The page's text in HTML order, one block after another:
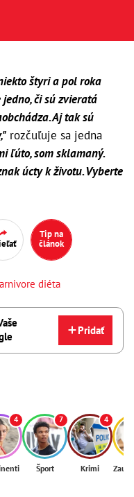
štyri a pol roka
či sú zvieratá
Aj tak sú
rozčuľuje sa jedna
ľúto, som sklamaný.
úcty k životu. Vyberte
Tip na
článok
diéta
Pridať
4 7
Šport
4
Krimi